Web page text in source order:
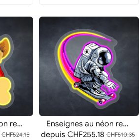
Enseignes au néon représentant un portrait de chien occidental
CHF524.15
Enseignes au néon représentant un skateboard d'astronaute
depuisCHF255.18 CHF510.35